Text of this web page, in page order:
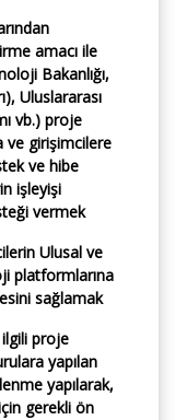
amacı ile
Bakanlığı,
Uluslararası
vb.) proje
ve girişimcilere
ve hibe
işleyişi
vermek
Ulusal ve
platformlarına
sağlamak
proje
yapılan
yapılarak,
gerekli ön